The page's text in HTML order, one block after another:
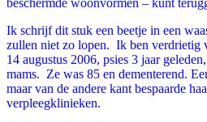
Ik schrijf dit stuk een beetje in een
zullen niet zo lopen. Ik ben verdrietig
14 augustus 2006, psies 3 jaar
mams. Ze was 85 en dementerend.
maar van de andere kant bespaarde
verpleegklinieken.